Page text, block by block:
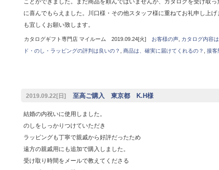
ことができました。まだ商品を頼んではいませんが、カタログを受け取っ
に喜んでもらえました。川口様・その他スタッフ様に重ねてお礼申し上げ
も宜しくお願い致します。
カタログギフト専門店 マイルーム 2019.09.24[火] お客様の声, カタログ内容
ド・のし・ラッピングの評判は良いの？
商品は、確実に届けてくれるの？ 接客
2019.09.22[日] 至高ご購入 東京都 K.H様
結婚の内祝いに使用しました。
のしをしっかりつけていただき
ラッピングも丁寧で親戚から好評だったため
遠方の親戚用にも追加で購入しました。
受け取り時間をメールで教えてくださる